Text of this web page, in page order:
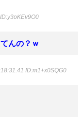
ID:y3oKEv9O0
んの？ｗ
ID:m1+x0SQG0